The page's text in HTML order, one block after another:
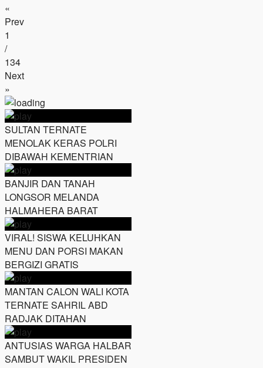
«
Prev
1
/
134
Next
»
SULTAN TERNATE
MENOLAK KERAS POLRI
DIBAWAH KEMENTRIAN
BANJIR DAN TANAH
LONGSOR MELANDA
HALMAHERA BARAT
VIRAL! SISWA KELUHKAN
MENU DAN PORSI MAKAN
BERGIZI GRATIS
MANTAN CALON WALI KOTA
TERNATE SAHRIL ABD
RADJAK DITAHAN
ANTUSIAS WARGA HALBAR
SAMBUT WAKIL PRESIDEN